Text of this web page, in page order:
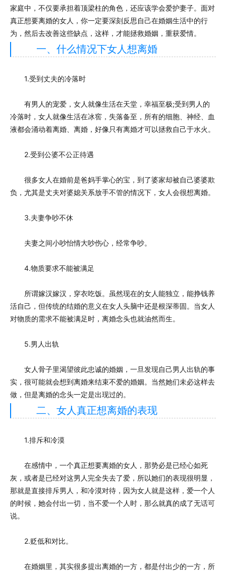
家庭中，不仅要承担着顶梁柱的角色，还应该学会爱护妻子。面对
真正想要离婚的女人，你一定要深刻反思自己在婚姻生活中的行
为，然后去改善这些缺点，这样，才能拯救婚姻，重获爱情。
一、什么情况下女人想离婚
1.受到丈夫的冷落时
有男人的宠爱，女人就像生活在天堂，幸福至极;受到男人的
冷落时，女人就像生活在冰窖，失落备至，所有的细胞、神经、血
液都会涌动着离婚、离婚，好像只有离婚才可以拯救自己于水火。
2.受到公婆不公正待遇
很多女人在婚前是爸妈手掌心的宝，到了婆家却被自己婆婆欺
负，尤其是丈夫对婆媳关系放手不管的情况下，女人会很想离婚。
3.夫妻争吵不休
夫妻之间小吵怡情大吵伤心，经常争吵。
4.物质要求不能被满足
所谓嫁汉嫁汉，穿衣吃饭。虽然现在的女人能独立，能挣钱养
活自己，但传统的结婚的意义在女人头脑中还是根深蒂固。当女人
对物质的需求不能被满足时，离婚念头也就油然而生。
5.男人出轨
女人骨子里渴望彼此忠诚的婚姻，一旦发现自己男人出轨的事
实，很可能就会想到离婚来结束不爱的婚姻。当然她们未必这样去
做，但是离婚的念头一定是出现过的。
二、女人真正想离婚的表现
1.排斥和冷漠
在感情中，一个真正想要离婚的女人，那势必是已经心如死
灰，或者是已经对这男人完全失去了爱，所以她们的表现很明显，
那就是直接排斥男人，和冷漠对待，因为女人就是这样，爱一个人
的时候，她会付出一切，当不爱一个人时，那么就真的成了无话可
说。
2.贬低和对比。
在婚姻里，其实很多提出离婚的一方，都是付出少的一方，所